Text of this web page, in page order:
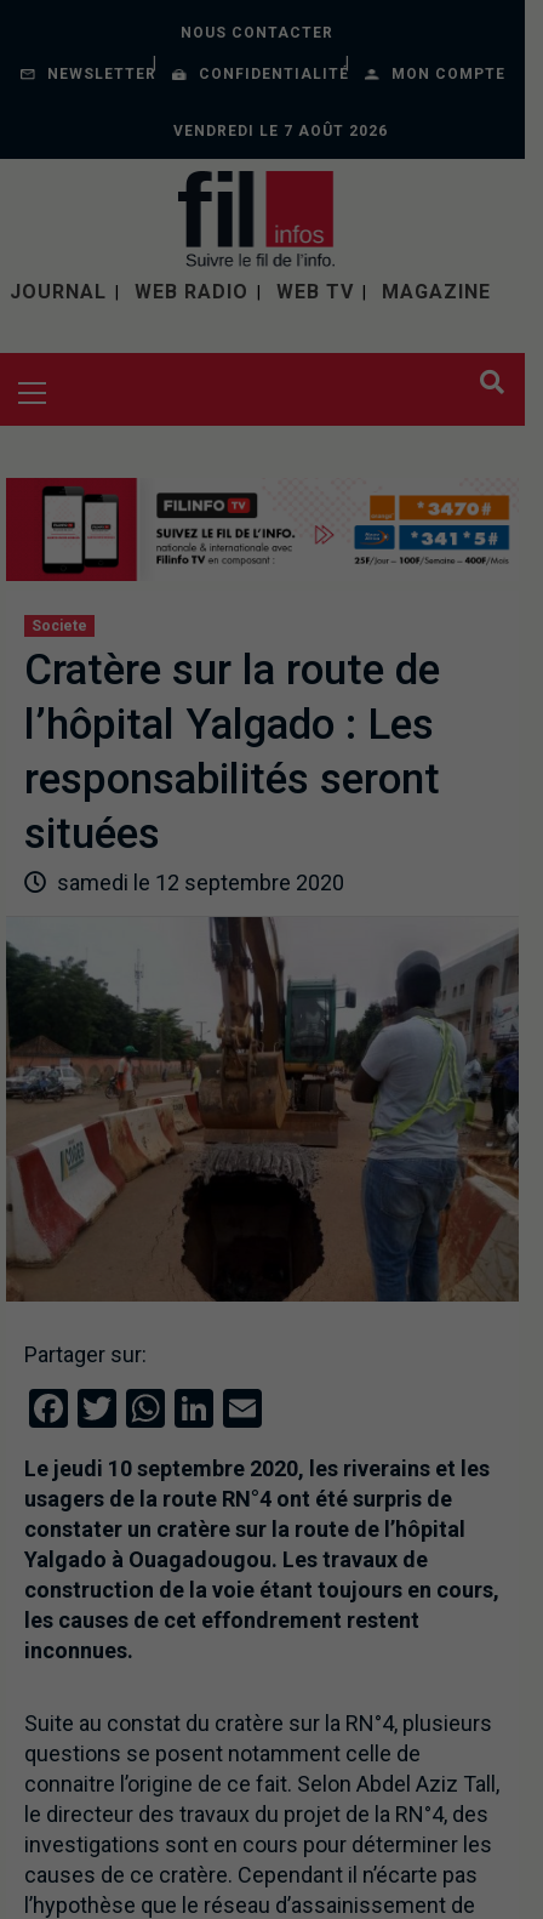
NOUS CONTACTER
NEWSLETTER CONFIDENTIALITÉ MON COMPTE
VENDREDI LE 7 AOÛT 2026
JOURNAL WEB RADIO WEB TV MAGAZINE
Societe
Cratère sur la route de
l’hôpital Yalgado : Les
responsabilités seront
situées
samedi le 12 septembre 2020
Partager sur:
Facebook
Twitter
WhatsApp
LinkedIn
Le jeudi 10 septembre 2020, les riverains et les
usagers de la route RN°4 ont été surpris de
constater un cratère sur la route de l’hôpital
Yalgado à Ouagadougou. Les travaux de
construction de la voie étant toujours en cours,
les causes de cet effondrement restent
inconnues.
Suite au constat du cratère sur la RN°4, plusieurs
questions se posent notamment celle de
connaitre l’origine de ce fait. Selon Abdel Aziz Tall,
le directeur des travaux du projet de la RN°4, des
investigations sont en cours pour déterminer les
causes de ce cratère. Cependant il n’écarte pas
l’hypothèse que le réseau d’assainissement de